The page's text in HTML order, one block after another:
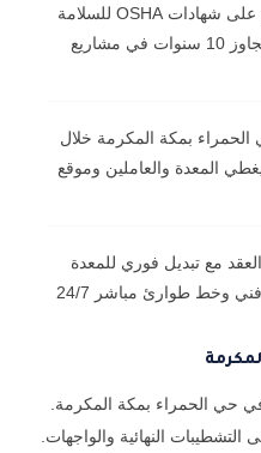
نوفر مشغلين مرخصين حاصلين على شهادات OSHA للسلامة
المهنية مع خبرة عملية ميدانية تتجاوز 10 سنوات في مشاريع
بمكة المكرمة خلال
المعدة والعاملين وموقع
مع تبديل فوري للمعدة
وخط طوارئ مباشر 24/7
في حي الحمراء بمكة المكرمة.
النهائية والواجهات.